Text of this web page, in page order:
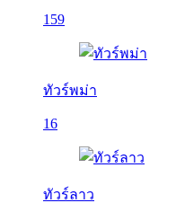
159
ทัวร์พม่า
16
ทัวร์ลาว